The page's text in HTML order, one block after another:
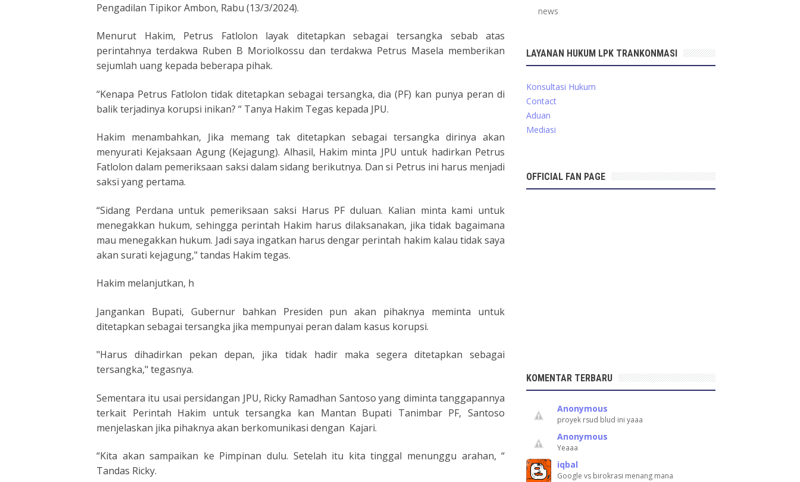
Pengadilan Tipikor Ambon, Rabu (13/3/2024).
Menurut Hakim, Petrus Fatlolon layak ditetapkan sebagai tersangka sebab atas
perintahnya terdakwa Ruben B Moriolkossu dan terdakwa Petrus Masela memberikan
sejumlah uang kepada beberapa pihak.
“Kenapa Petrus Fatlolon tidak ditetapkan sebagai tersangka, dia (PF) kan punya peran di
balik terjadinya korupsi inikan? “ Tanya Hakim Tegas kepada JPU.
Hakim menambahkan, Jika memang tak ditetapkan sebagai tersangka dirinya akan
menyurati Kejaksaan Agung (Kejagung). Alhasil, Hakim minta JPU untuk hadirkan Petrus
Fatlolon dalam pemeriksaan saksi dalam sidang berikutnya. Dan si Petrus ini harus menjadi
saksi yang pertama.
“Sidang Perdana untuk pemeriksaan saksi Harus PF duluan. Kalian minta kami untuk
menegakkan hukum, sehingga perintah Hakim harus dilaksanakan, jika tidak bagaimana
mau menegakkan hukum. Jadi saya ingatkan harus dengar perintah hakim kalau tidak saya
akan surati kejagung," tandas Hakim tegas.
Hakim melanjutkan, h
Jangankan Bupati, Gubernur bahkan Presiden pun akan pihaknya meminta untuk
ditetapkan sebagai tersangka jika mempunyai peran dalam kasus korupsi.
"Harus dihadirkan pekan depan, jika tidak hadir maka segera ditetapkan sebagai
tersangka," tegasnya.
Sementara itu usai persidangan JPU, Ricky Ramadhan Santoso yang diminta tanggapannya
terkait Perintah Hakim untuk tersangka kan Mantan Bupati Tanimbar PF, Santoso
menjelaskan jika pihaknya akan berkomunikasi dengan Kajari.
“Kita akan sampaikan ke Pimpinan dulu. Setelah itu kita tinggal menunggu arahan, “
Tandas Ricky.
news
LAYANAN HUKUM LPK TRANKONMASI
Konsultasi Hukum
Contact
Aduan
Mediasi
OFFICIAL FAN PAGE
KOMENTAR TERBARU
Anonymous
proyek rsud blud ini yaaa
Anonymous
Yeaaa
iqbal
Google vs birokrasi menang mana